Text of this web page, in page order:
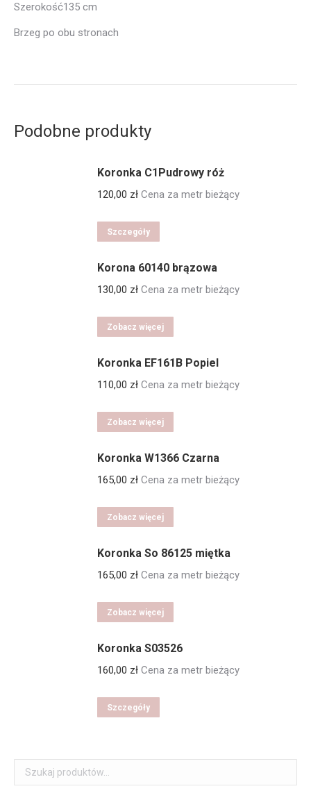
Szerokość135 cm
Brzeg po obu stronach
Podobne produkty
Koronka C1Pudrowy róż
120,00 zł Cena za metr bieżący
Szczegóły
Korona 60140 brązowa
130,00 zł Cena za metr bieżący
Zobacz więcej
Koronka EF161B Popiel
110,00 zł Cena za metr bieżący
Zobacz więcej
Koronka W1366 Czarna
165,00 zł Cena za metr bieżący
Zobacz więcej
Koronka So 86125 miętka
165,00 zł Cena za metr bieżący
Zobacz więcej
Koronka S03526
160,00 zł Cena za metr bieżący
Szczegóły